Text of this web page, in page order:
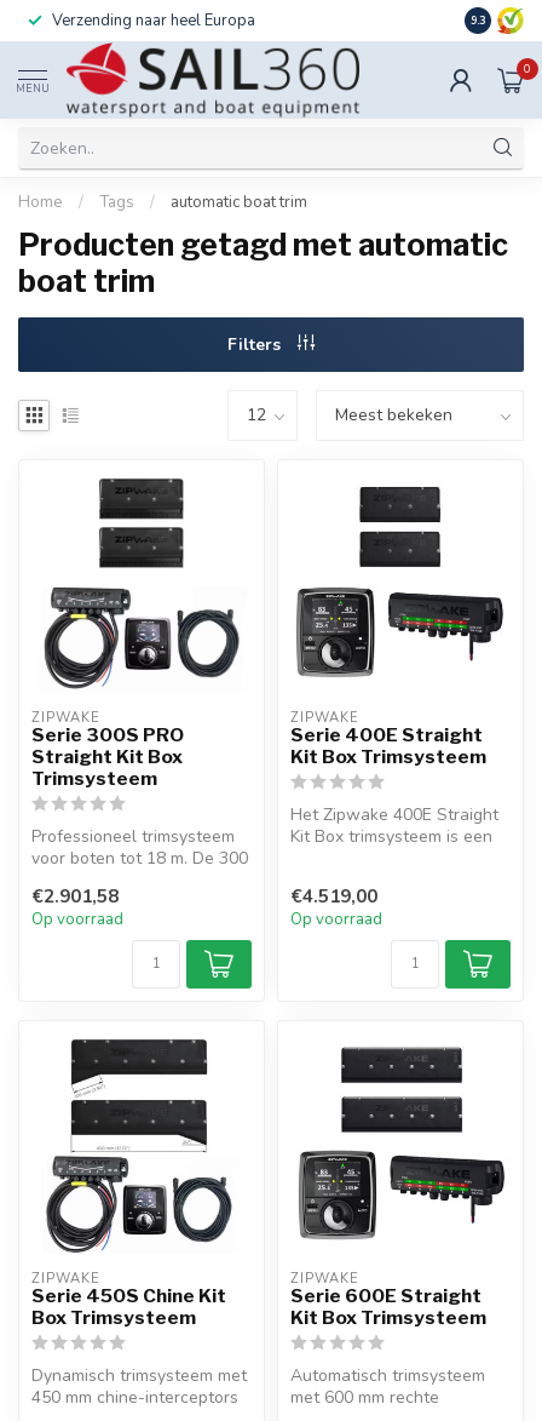
Verzending naar heel Europa Ook
9.3
MENU
0
Home / Tags / automatic boat trim
Producten getagd met automatic
boat trim
Filters
ZIPWAKE
Serie 300S PRO
Straight Kit Box
Trimsysteem
Professioneel trimsysteem
voor boten tot 18 m. De 300
€2.901,58
Op voorraad
ZIPWAKE
Serie 400E Straight
Kit Box Trimsysteem
Het Zipwake 400E Straight
Kit Box trimsysteem is een
€4.519,00
Op voorraad
ZIPWAKE
Serie 450S Chine Kit
Box Trimsysteem
Dynamisch trimsysteem met
450 mm chine-interceptors
ZIPWAKE
Serie 600E Straight
Kit Box Trimsysteem
Automatisch trimsysteem
met 600 mm rechte